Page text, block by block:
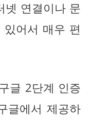
넷 연결이나 문
어서 매우 편
글 2단계 인증
글에서 제공하